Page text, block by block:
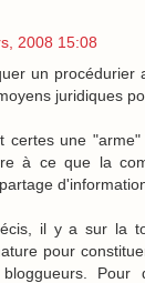
2008 15:08
un procédurier
juridiques
certes une "arme"
à ce que la
il y a sur la
pour
Pour